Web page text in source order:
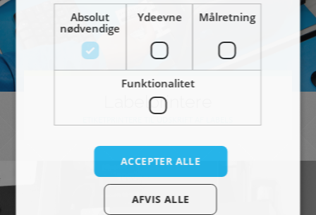
Labelprintere
Absolut
nødvendige
Ydeevne Målretning
Funktionalitet
ACCEPTER ALLE
AFVIS ALLE